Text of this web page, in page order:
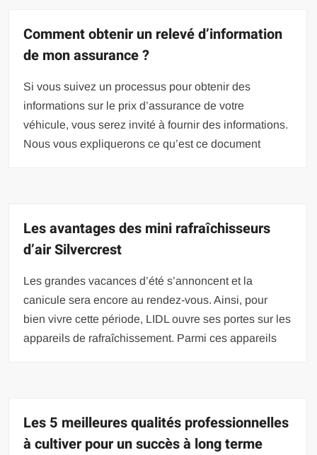
Comment obtenir un relevé d’information
de mon assurance ?
Si vous suivez un processus pour obtenir des
informations sur le prix d’assurance de votre
véhicule, vous serez invité à fournir des informations.
Nous vous expliquerons ce qu’est ce document
Les avantages des mini rafraîchisseurs
d’air Silvercrest
Les grandes vacances d’été s’annoncent et la
canicule sera encore au rendez-vous. Ainsi, pour
bien vivre cette période, LIDL ouvre ses portes sur les
appareils de rafraîchissement. Parmi ces appareils
Les 5 meilleures qualités professionnelles
à cultiver pour un succès à long terme